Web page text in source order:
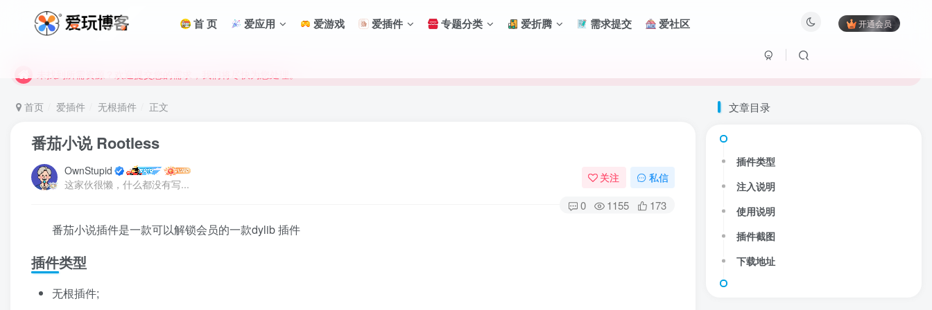
首 页 爱应用 爱游戏 爱插件 专题分类 爱折腾 需求提交 爱社区 开通会员
未找到所需资源？欢迎提交您的需求，我们将尽快为您处理。
首页 爱插件 无根插件 正文
番茄小说 Rootless
OwnStupid
这家伙很懒，什么都没有写...
关注 私信
0 1155 173
番茄小说插件是一款可以解锁会员的一款dylib 插件
插件类型
无根插件;
文章目录
插件类型
注入说明
使用说明
插件截图
下载地址